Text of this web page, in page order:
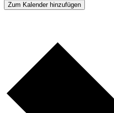
Zum Kalender hinzufügen